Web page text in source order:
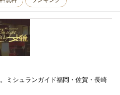
ミシュランガイド福岡・佐賀・長崎